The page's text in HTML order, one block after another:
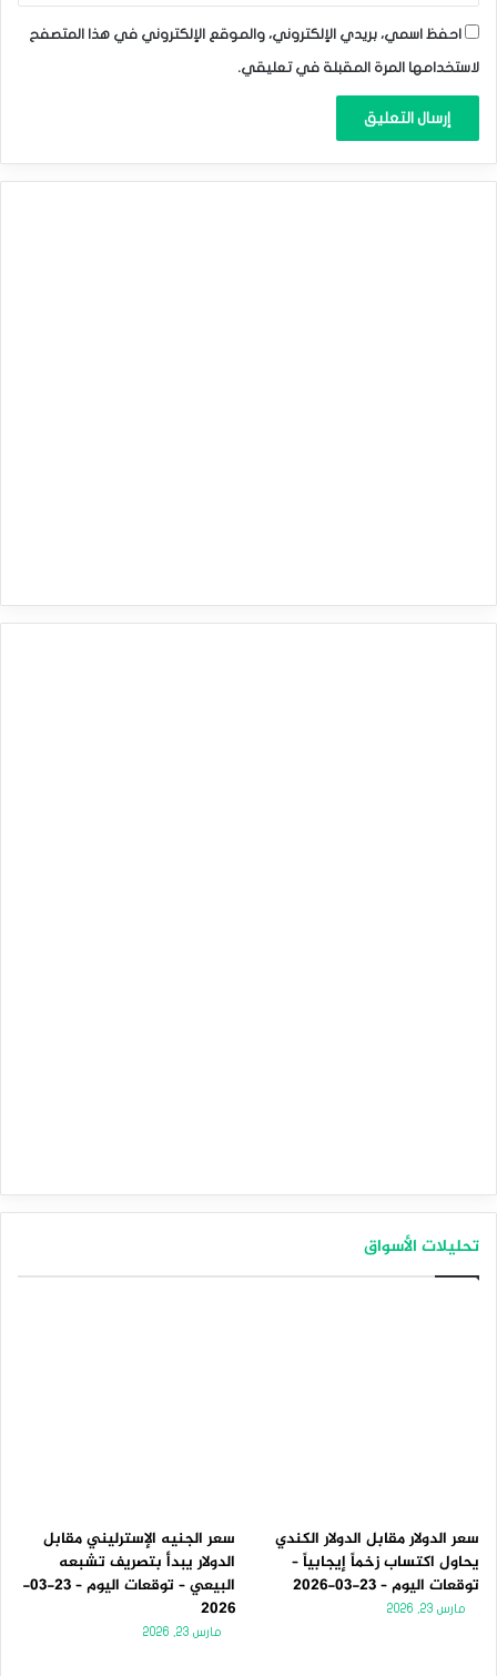
احفظ اسمي، بريدي الإلكتروني، والموقع الإلكتروني في هذا المتصفح
لاستخدامها المرة المقبلة في تعليقي.
تحليلات الأسواق
سعر الدولار مقابل الدولار الكندي
يحاول اكتساب زخماً إيجابياً –
توقعات اليوم – 23-03-2026
مارس 23, 2026
سعر الجنيه الإسترليني مقابل
الدولار يبدأ بتصريف تشبعه
البيعي – توقعات اليوم – 23-03-
2026
مارس 23, 2026